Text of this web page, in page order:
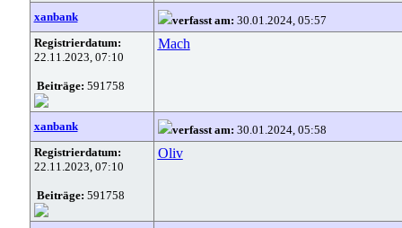
xanbank verfasst am: 30.01.2024, 05:57
Registrierdatum:
22.11.2023, 07:10
Beiträge: 591758
Mach
xanbank verfasst am: 30.01.2024, 05:58
Registrierdatum:
22.11.2023, 07:10
Beiträge: 591758
Oliv